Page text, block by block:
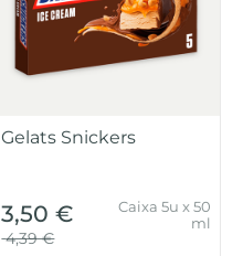
Gelats Snickers
3,50 €
4,39 €
Caixa 5u x 50
ml